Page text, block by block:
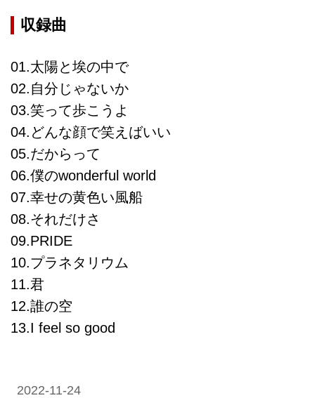
収録曲
01.太陽と埃の中で
02.自分じゃないか
03.笑って歩こうよ
04.どんな顔で笑えばいい
05.だからって
06.僕のwonderful world
07.幸せの黄色い風船
08.それだけさ
09.PRIDE
10.プラネタリウム
11.君
12.誰の空
13.I feel so good
2022-11-24